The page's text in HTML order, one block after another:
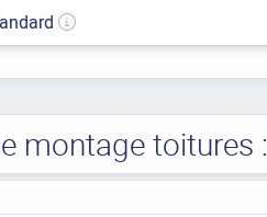
montage toitures :